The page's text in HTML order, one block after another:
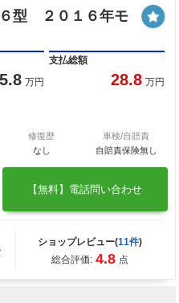
型 ２０１６年モ
万円
支払総額
28.8 万円
修復歴
なし
車検/自賠責
自賠責保険無し
【無料】電話問い合わせ
ショップレビュー(11件)
総合評価: 4.8 点